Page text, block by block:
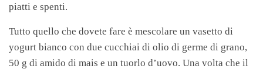
piatti e spenti.
Tutto quello che dovete fare è mescolare un vasetto di
yogurt bianco con due cucchiai di olio di germe di grano,
50 g di amido di mais e un tuorlo d’uovo. Una volta che il